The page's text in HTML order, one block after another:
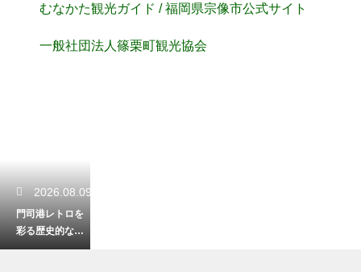
むなかた観光ガイド / 福岡県宗像市公式サイト
⼀般社団法⼈篠栗町観光協会
2026.08.09
門司港レトロを
彩る歴史的な建
築の数々！異国